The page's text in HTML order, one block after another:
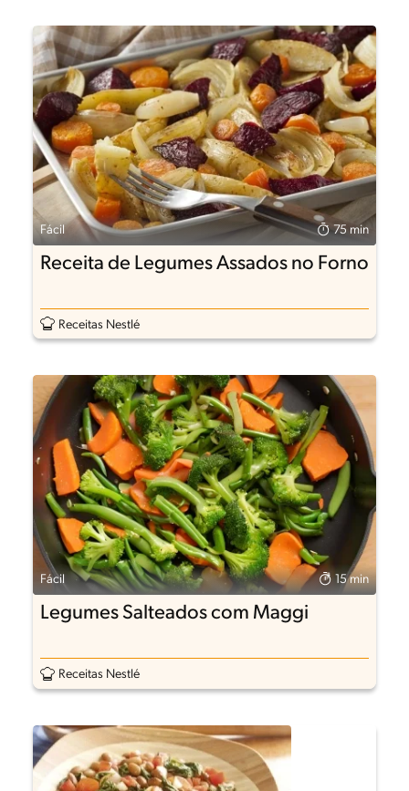
Fácil 75 min
Receita de Legumes Assados no Forno
Receitas Nestlé
Fácil 15 min
Legumes Salteados com Maggi
Receitas Nestlé